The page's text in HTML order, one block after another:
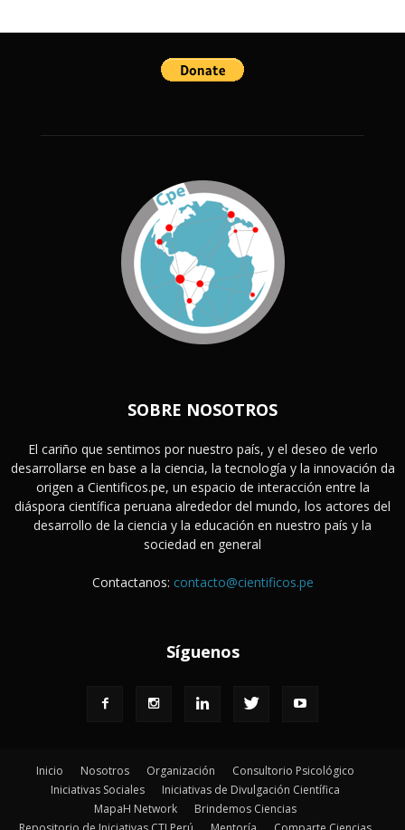
SOBRE NOSOTROS
El cariño que sentimos por nuestro país, y el deseo de verlo
desarrollarse en base a la ciencia, la tecnología y la innovación da
origen a Cientificos.pe, un espacio de interacción entre la
diáspora científica peruana alrededor del mundo, los actores del
desarrollo de la ciencia y la educación en nuestro país y la
sociedad en general
Contactanos: contacto@cientificos.pe
Síguenos
Inicio Nosotros Organización
Consultorio Psicológico
Iniciativas Sociales
Iniciativas de Divulgación Científica
MapaH Network
Brindemos Ciencias